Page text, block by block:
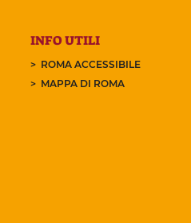
INFO UTILI
ROMA ACCESSIBILE
MAPPA DI ROMA